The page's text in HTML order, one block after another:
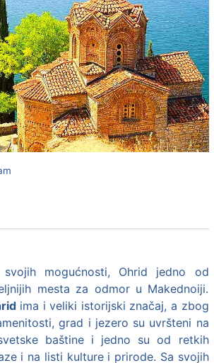
mogućnosti, Ohrid jedno od
mesta za odmor u Makednoiji.
ima i veliki istorijski značaj, a zbog
grad i jezero su uvršteni na
baštine i jedno su od retkih
i na listi kulture i prirode. Sa svojih